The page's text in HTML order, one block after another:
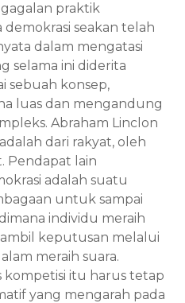
praktik
seakan telah
dalam mengatasi
selama ini diderita
sebuah konsep,
luas dan mengandung
Abraham Linclon
dari rakyat, oleh
Pendapat lain
adalah suatu
untuk sampai
individu meraih
keputusan melalui
meraih suara.
kompetisi itu harus tetap
yang mengarah pada